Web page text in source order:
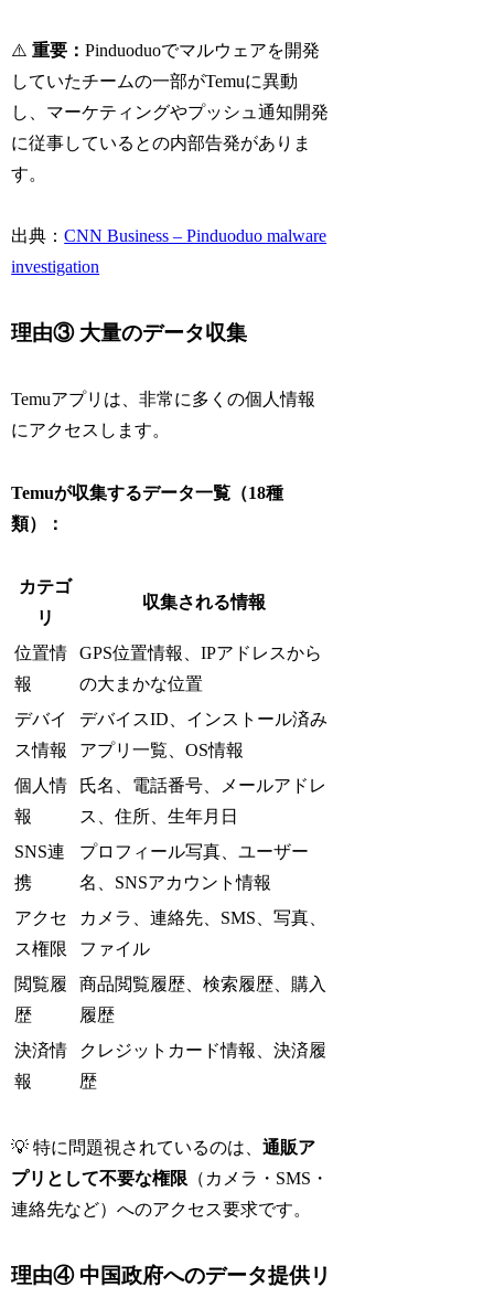
⚠️重要：Pinduoduoでマルウェアを開発
していたチームの一部がTemuに異動
し、マーケティングやプッシュ通知開発
に従事しているとの内部告発がありま
す。
出典：CNN Business – Pinduoduo malware
investigation
理由③ 大量のデータ収集
Temuアプリは、非常に多くの個人情報
にアクセスします。
Temuが収集するデータ一覧（18種
類）：
カテゴ
リ
収集される情報
位置情
報
GPS位置情報、IPアドレスから
の大まかな位置
デバイ
ス情報
デバイスID、インストール済み
アプリ一覧、OS情報
個人情
報
氏名、電話番号、メールアドレ
ス、住所、生年月日
SNS連
携
プロフィール写真、ユーザー
名、SNSアカウント情報
アクセ
ス権限
カメラ、連絡先、SMS、写真、
ファイル
閲覧履
歴
商品閲覧履歴、検索履歴、購入
履歴
決済情
報
クレジットカード情報、決済履
歴
💡 特に問題視されているのは、通販ア
プリとして不要な権限 （カメラ・SMS・
連絡先など）へのアクセス要求です。
理由④ 中国政府へのデータ提供リ